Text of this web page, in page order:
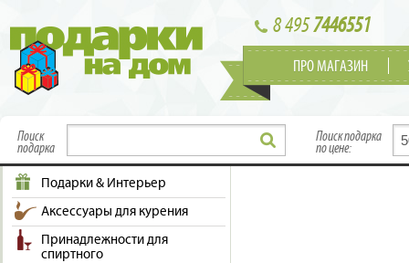
8 4957446551
ПРО МАГАЗИН
Поиск
подарка
Поиск подарка
по цене:
Подарки & Интерьер
Аксессуары для курения
Принадлежности для
спиртного